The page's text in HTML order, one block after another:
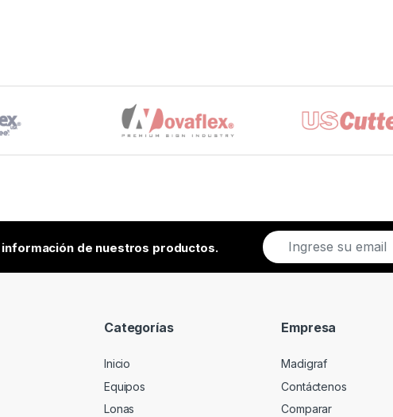
de nuestros productos.
E
m
a
Categorías
Inicio
Equipos
Lonas
Empresa
Madigraf
Contáctenos
Comparar